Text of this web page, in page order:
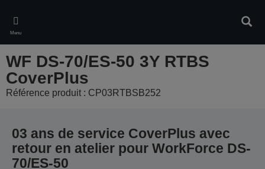
main
content
Menu
WF DS-70/ES-50 3Y RTBS
CoverPlus
Référence produit : CP03RTBSB252
03 ans de service CoverPlus avec
retour en atelier pour WorkForce DS-
70/ES-50